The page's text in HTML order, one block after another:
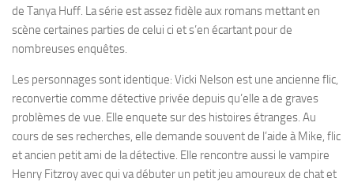
de Tanya Huff. La série est assez fidèle aux romans mettant en
scène certaines parties de celui ci et s’en écartant pour de
nombreuses enquêtes.
Les personnages sont identique: Vicki Nelson est une ancienne flic,
reconvertie comme détective privée depuis qu’elle a de graves
problèmes de vue. Elle enquete sur des histoires étranges. Au
cours de ses recherches, elle demande souvent de l’aide à Mike, flic
et ancien petit ami de la détective. Elle rencontre aussi le vampire
Henry Fitzroy avec qui va débuter un petit jeu amoureux de chat et